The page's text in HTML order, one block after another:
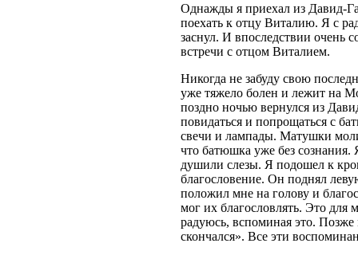
Однажды я приехал из Давид-
поехать к отцу Виталию. Я с
заснул. И впоследствии очень
встречи с отцом Виталием.
Никогда не забуду свою
уже тяжело болен и лежит на
поздно ночью вернулся из
повидаться и попрощаться с
свечи и лампады. Матушки
что батюшка уже без
душили слезы. Я подошел к
благословение. Он поднял
положил мне на голову и
мог их благословлять. Это
радуюсь, вспоминая это. Позже
скончался». Все эти